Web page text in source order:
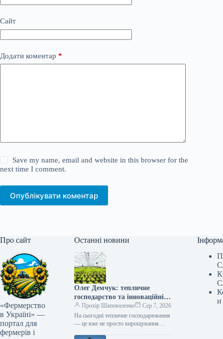
Сайт
Додати коментар *
Save my name, email and website in this browser for the
next time I comment.
Опублікувати коментар
Про сайт
«Фермерство
в Україні» —
портал для
фермерів і
Останні новини
Олег Демчук: тепличне
господарство та інноваційні
центри в Україні
Прохір Шаповаленко
Сер 7, 2026
На сьогодні тепличне господарювання
— це вже не просто вирощування
и